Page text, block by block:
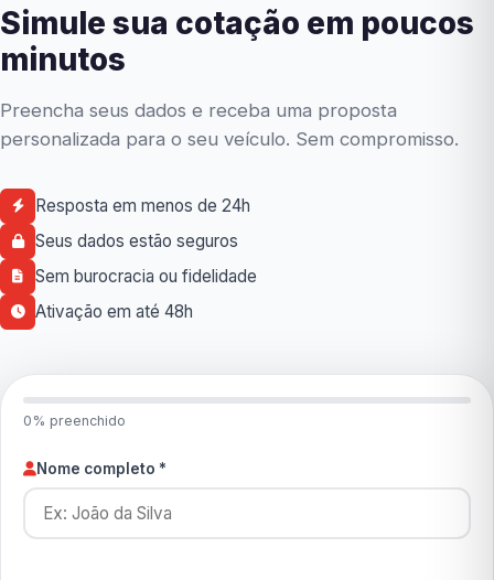
Simule sua cotação em poucos
minutos
Preencha seus dados e receba uma proposta
personalizada para o seu veículo. Sem compromisso.
Resposta em menos de 24h
Seus dados estão seguros
Sem burocracia ou fidelidade
Ativação em até 48h
0% preenchido
Nome completo *